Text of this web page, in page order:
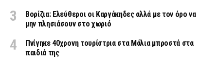
Βορίζια: Ελεύθεροι οι Καργάκηδες αλλά με τον όρο να
μην πλησιάσουν στο χωριό
Πνίγηκε 40χρονη τουρίστρια στα Μάλια μπροστά στα
παιδιά της